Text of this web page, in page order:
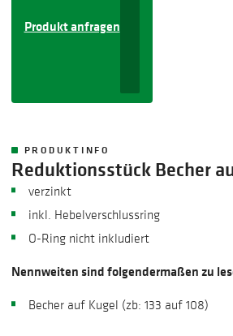
Produkt anfragen
PRODUKTINFO
Reduktionsstück Becher
​​​verzinkt
inkl. Hebelverschlussring
O-Ring nicht inkludiert
Nennweiten sind folgendermaßen zu
Becher auf Kugel (zb: 133 auf 108)